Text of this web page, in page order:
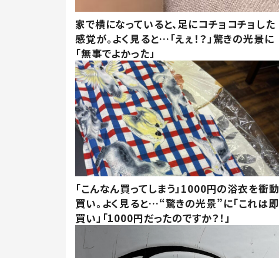
家で横になっていると、足にコチョコチョした
感覚が。よく見ると…「えぇ！？」驚きの光景に
「無事でよかった」
「こんなん買ってしまう」1000円の浴衣を衝動
買い。よく見ると…“驚きの光景”に「これは即
買い」「1000円だったのですか？！」